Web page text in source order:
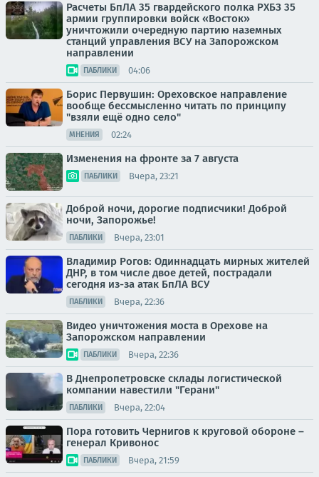
Расчеты БпЛА 35 гвардейского полка РХБЗ 35
армии группировки войск «Восток»
уничтожили очередную партию наземных
станций управления ВСУ на Запорожском
направлении
ПАБЛИКИ 04:06
Борис Первушин: Ореховское направление
вообще бессмысленно читать по принципу
"взяли ещё одно село"
МНЕНИЯ 02:24
Изменения на фронте за 7 августа
ПАБЛИКИ Вчера, 23:21
Доброй ночи, дорогие подписчики! Доброй
ночи, Запорожье!
ПАБЛИКИ Вчера, 23:01
Владимир Рогов: Одиннадцать мирных жителей
ДНР, в том числе двое детей, пострадали
сегодня из-за атак БпЛА ВСУ
ПАБЛИКИ Вчера, 22:36
Видео уничтожения моста в Орехове на
Запорожском направлении
ПАБЛИКИ Вчера, 22:36
В Днепропетровске склады логистической
компании навестили "Герани"
ПАБЛИКИ Вчера, 22:04
Пора готовить Чернигов к круговой обороне –
генерал Кривонос
ПАБЛИКИ Вчера, 21:59